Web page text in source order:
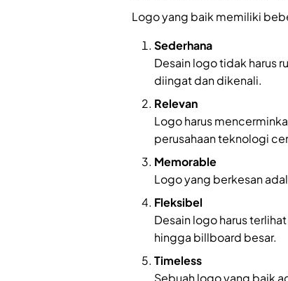
Logo yang baik memiliki
Sederhana
Desain logo tidak harus
diingat dan dikenali.
Relevan
Logo harus
perusahaan teknologi
Memorable
Logo yang berkesan
Fleksibel
Desain logo harus
hingga billboard besar.
Timeless
Sebuah logo yang baik